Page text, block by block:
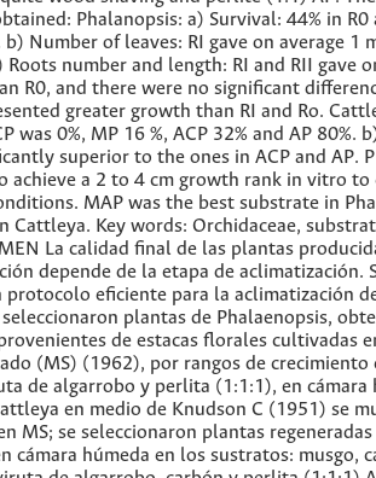
Phalanopsis: a) Survival: 44% in R0
Number of leaves: RI gave on average 1
Roots number and length: RI and RII gave
R0, and there were no significant
greater growth than RI and Ro.
was 0%, MP 16 %, ACP 32% and AP 80%.
superior to the ones in ACP and AP.
achieve a 2 to 4 cm growth rank in vitro to
MAP was the best substrate in
Cattleya. Key words: Orchidaceae,
La calidad final de las plantas
depende de la etapa de aclimatización.
eficiente para la aclimatización
plantas de Phalaenopsis,
de estacas florales cultivadas
(MS) (1962), por rangos de crecimiento
de algarrobo y perlita (1:1:1), en cámara
en medio de Knudson C (1951) se
MS; se seleccionaron plantas
cámara húmeda en los sustratos: musgo,